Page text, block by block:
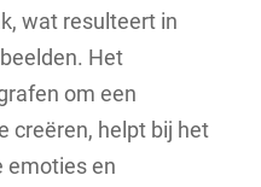
wat resulteert in
Het
om een
creëren, helpt bij het
emoties en